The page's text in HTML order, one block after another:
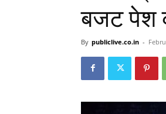
बजट पेश
By publiclive.co.in -